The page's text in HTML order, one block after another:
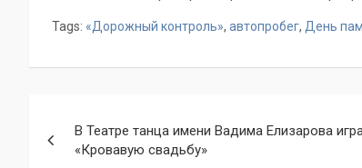
Tags: «Дорожный контроль», автопробег, День
по
В Театре танца имени Вадима Елизарова
«Кровавую свадьбу»